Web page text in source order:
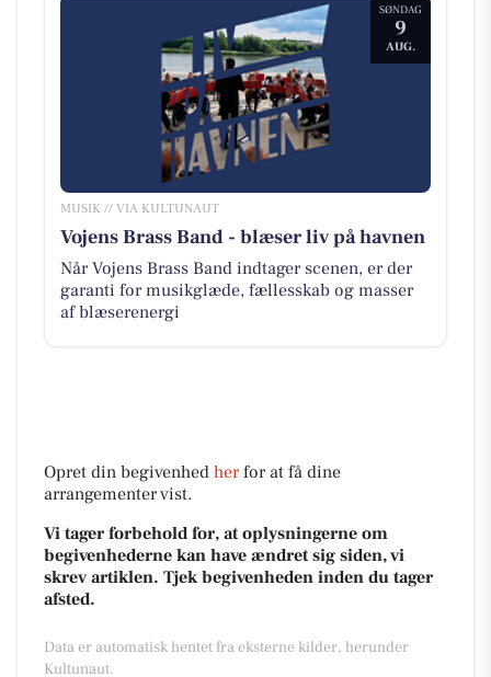
SØNDAG
9
AUG.
MUSIK // VIA KULTUNAUT
Vojens Brass Band - blæser liv på havnen
Når Vojens Brass Band indtager scenen, er der
garanti for musikglæde, fællesskab og masser
af blæserenergi
Opret din begivenhed herfor at få dine
arrangementer vist.
Vi tager forbehold for, at oplysningerne om
begivenhederne kan have ændret sig siden, vi
skrev artiklen. Tjek begivenheden inden du tager
afsted.
Data er automatisk hentet fra eksterne kilder, herunder
Kultunaut.